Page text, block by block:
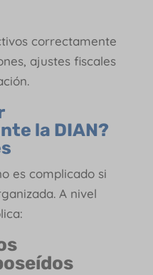
correctamente
ajustes fiscales
la DIAN?
es complicado si
A nivel